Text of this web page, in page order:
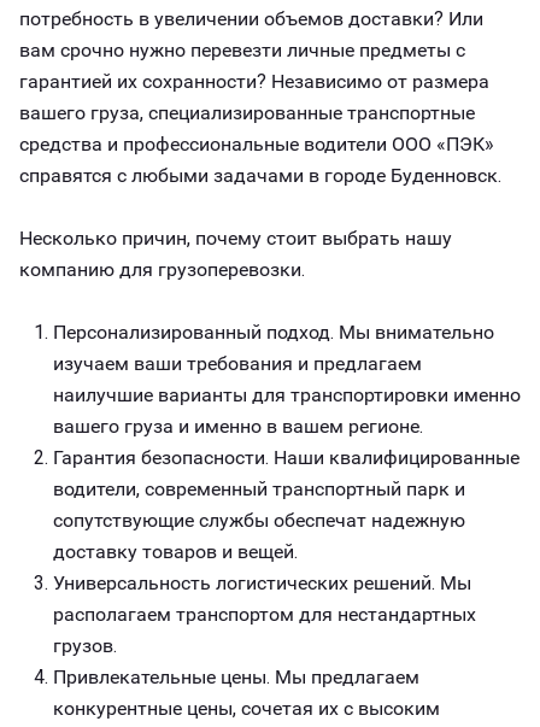
потребность в увеличении объемов доставки? Или
вам срочно нужно перевезти личные предметы с
гарантией их сохранности? Независимо от размера
вашего груза, специализированные транспортные
средства и профессиональные водители ООО «ПЭК»
справятся с любыми задачами в городе Буденновск.
Несколько причин, почему стоит выбрать нашу
компанию для грузоперевозки.
Персонализированный подход. Мы внимательно
изучаем ваши требования и предлагаем
наилучшие варианты для транспортировки именно
вашего груза и именно в вашем регионе.
Гарантия безопасности. Наши квалифицированные
водители, современный транспортный парк и
сопутствующие службы обеспечат надежную
доставку товаров и вещей.
Универсальность логистических решений. Мы
располагаем транспортом для нестандартных
грузов.
Привлекательные цены. Мы предлагаем
конкурентные цены, сочетая их с высоким